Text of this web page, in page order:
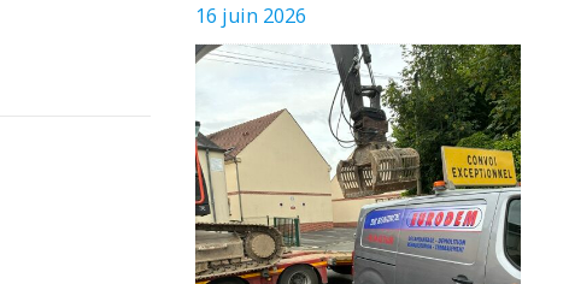
16 juin 2026